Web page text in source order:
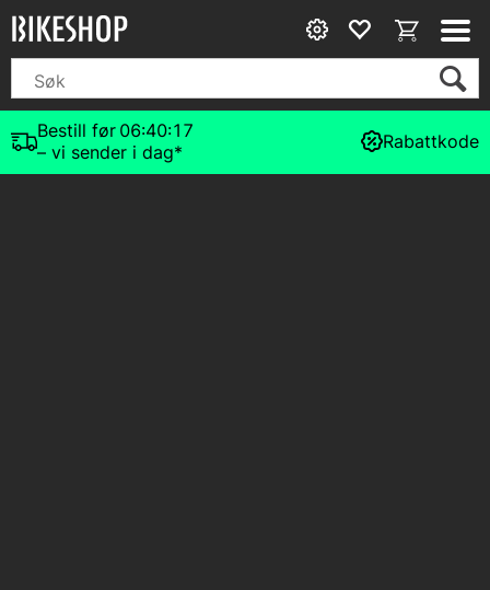
Bestill før 06:40:16
– vi sender i dag*
Rabattkode